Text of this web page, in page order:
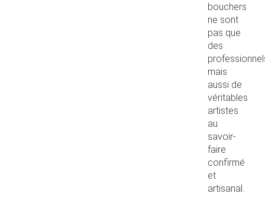
bouchers
ne sont
pas que
des
mais
aussi de
véritables
artistes
au
savoir-
faire
confirmé
et
artisanal.